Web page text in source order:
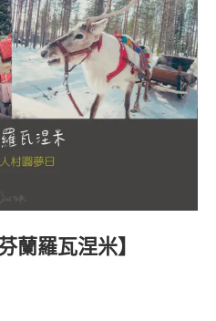
蘭羅瓦涅米】